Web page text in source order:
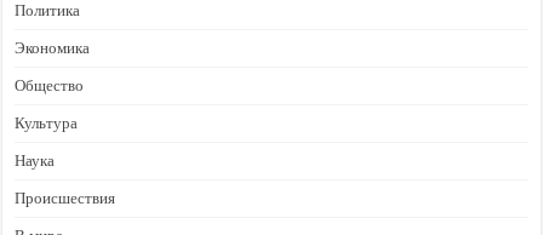
Политика
Экономика
Общество
Культура
Наука
Происшествия